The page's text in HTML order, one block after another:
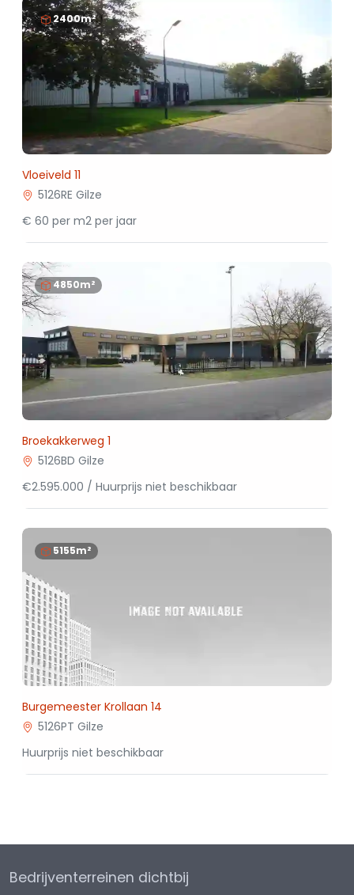
2400m²
Vloeiveld 11
5126RE Gilze
€ 60 per m2 per jaar
4850m²
Broekakkerweg 1
5126BD Gilze
€2.595.000 / Huurprijs niet beschikbaar
5155m²
Burgemeester Krollaan 14
5126PT Gilze
Huurprijs niet beschikbaar
Bedrijventerreinen dichtbij